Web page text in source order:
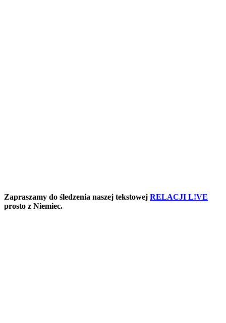
Zapraszamy do śledzenia naszej tekstowej RELACJI L!VE
prosto z Niemiec.